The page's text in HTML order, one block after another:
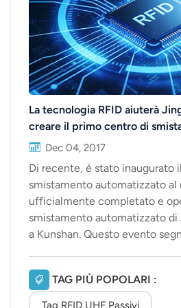
La tecnologia RFID aiuterà
creare il primo centro di
automatizzato al mondo.
Dec 04, 2017
Di recente, è stato inaugurato
smistamento automatizzato al
ufficialmente completato e
smistamento automatizzato
a Kunshan. Questo evento
smistamento e della
intelligenti. Secondo quanto
nella logistica di smistamento
TAG PIÙ POPOLARI :
Tag RFID UHF Passivi